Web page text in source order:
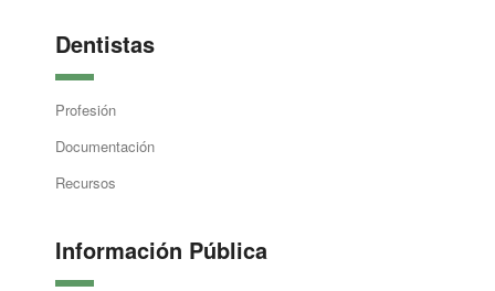
Dentistas
Profesión
Documentación
Recursos
Información Pública